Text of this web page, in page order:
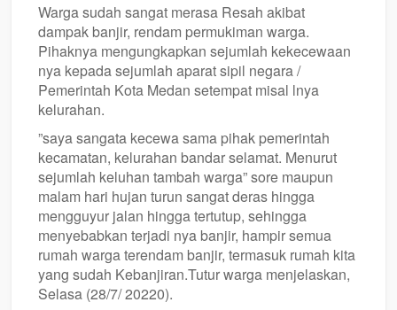
Warga sudah sangat merasa Resah akibat
dampak banjir, rendam permukiman warga.
Pihaknya mengungkapkan sejumlah kekecewaan
nya kepada sejumlah aparat sipil negara /
Pemerintah Kota Medan setempat misal lnya
kelurahan.
”saya sangata kecewa sama pihak pemerintah
kecamatan, kelurahan bandar selamat. Menurut
sejumlah keluhan tambah warga” sore maupun
malam hari hujan turun sangat deras hingga
mengguyur jalan hingga tertutup, sehingga
menyebabkan terjadi nya banjir, hampir semua
rumah warga terendam banjir, termasuk rumah kita
yang sudah Kebanjiran.Tutur warga menjelaskan,
Selasa (28/7/ 20220).